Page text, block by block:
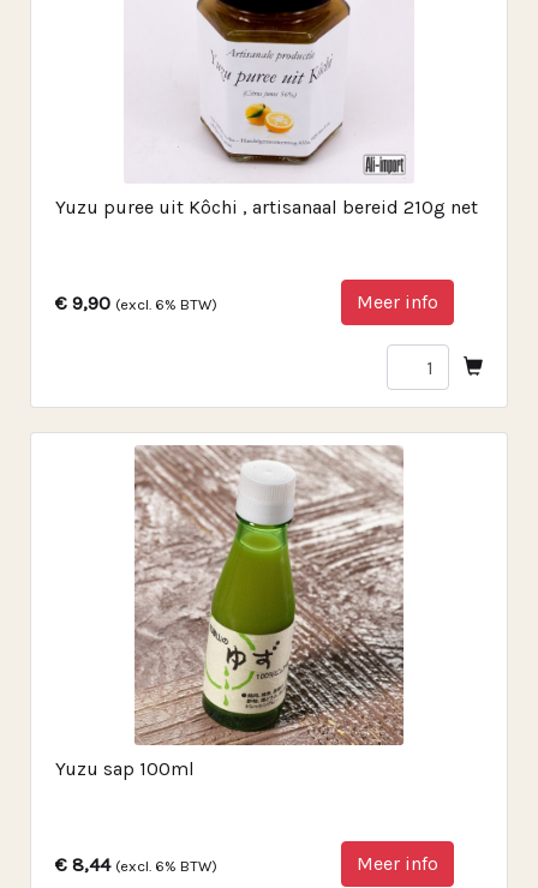
Yuzu puree uit Kôchi , artisanaal bereid 210g net
€ 9,90 (excl. 6% BTW) Meer info
Yuzu sap 100ml
€ 8,44 (excl. 6% BTW) Meer info